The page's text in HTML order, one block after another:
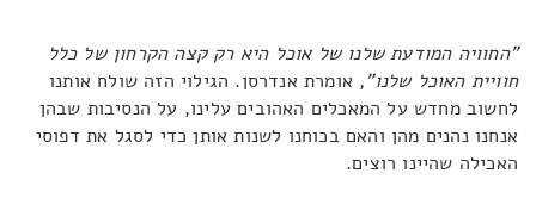
"החוויה המודעת שלנו של אוכל היא רק קצה הקרחון של כלל
חוויית האוכל שלנו", אומרת אנדרסן. הגילוי הזה שולח אותנו
לחשוב מחדש על המאכלים האהובים עלינו, על הנסיבות שבהן
אנחנו נהנים מהן והאם בכוחנו לשנות אותן כדי לסגל את דפוסי
האכילה שהיינו רוצים.